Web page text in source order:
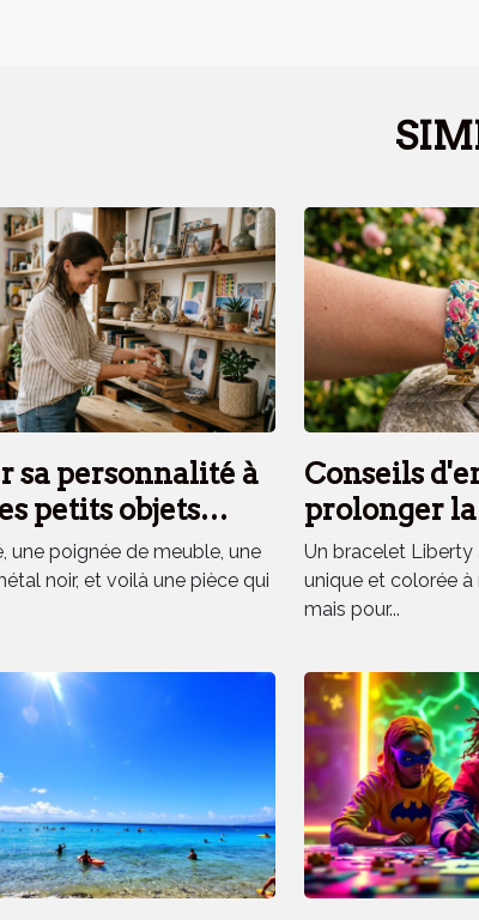
sa personnalité à
petits objets
ou réalité ?
une poignée de meuble, une
noir, et voilà une pièce qui
Conseils
prolonger
bracelet
Un bracelet
unique et colorée à
mais pour...